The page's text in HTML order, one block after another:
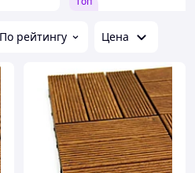
По рейтингу Цена